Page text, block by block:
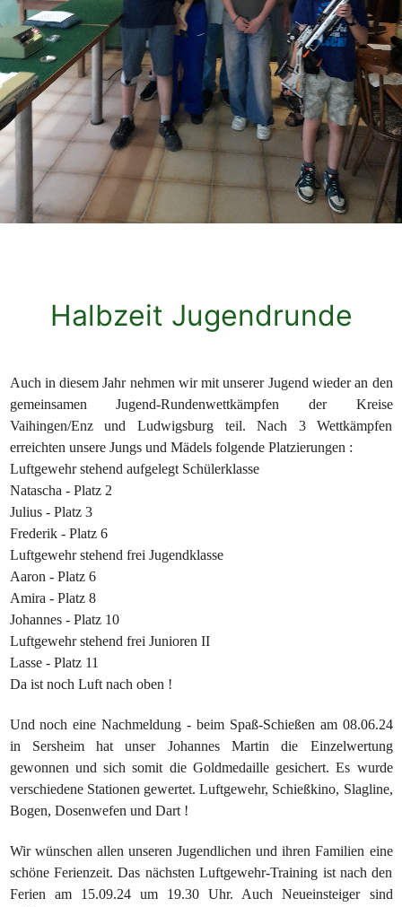
Halbzeit Jugendrunde
Auch in diesem Jahr nehmen wir mit unserer Jugend wieder an den
gemeinsamen Jugend-Rundenwettkämpfen der Kreise
Vaihingen/Enz und Ludwigsburg teil. Nach 3 Wettkämpfen
erreichten unsere Jungs und Mädels folgende Platzierungen :
Luftgewehr stehend aufgelegt Schülerklasse
Natascha - Platz 2
Julius - Platz 3
Frederik - Platz 6
Luftgewehr stehend frei Jugendklasse
Aaron - Platz 6
Amira - Platz 8
Johannes - Platz 10
Luftgewehr stehend frei Junioren II
Lasse - Platz 11
Da ist noch Luft nach oben !
Und noch eine Nachmeldung - beim Spaß-Schießen am 08.06.24
in Sersheim hat unser Johannes Martin die Einzelwertung
gewonnen und sich somit die Goldmedaille gesichert. Es wurde
verschiedene Stationen gewertet. Luftgewehr, Schießkino, Slagline,
Bogen, Dosenwefen und Dart !
Wir wünschen allen unseren Jugendlichen und ihren Familien eine
schöne Ferienzeit. Das nächsten Luftgewehr-Training ist nach den
Ferien am 15.09.24 um 19.30 Uhr. Auch Neueinsteiger sind